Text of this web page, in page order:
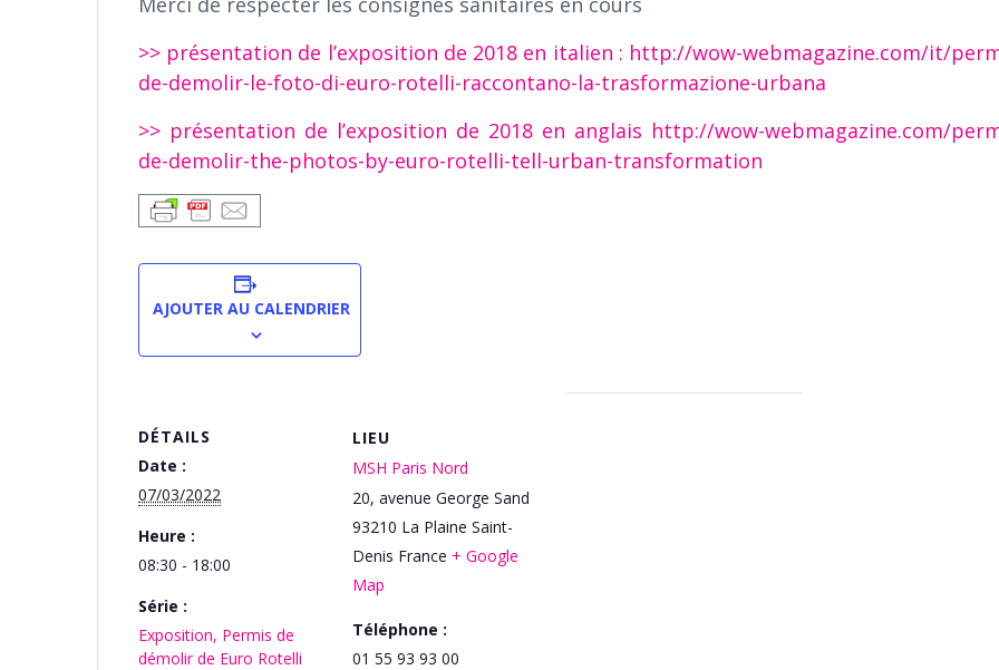
>> présentation de l’exposition de 2018 en italien : http://wow-webmagazine.com/it/
de-demolir-le-foto-di-euro-rotelli-raccontano-la-trasformazione-urbana
>> présentation de l’exposition de 2018 en anglais http://wow-webmagazine.com/
de-demolir-the-photos-by-euro-rotelli-tell-urban-transformation
AJOUTER AU CALENDRIER
DÉTAILS
Date :
07/03/2022
Heure :
08:30 - 18:00
Série :
Exposition, Permis de
démolir de Euro Rotelli
LIEU
MSH Paris Nord
20, avenue George Sand
93210 La Plaine Saint-
Denis France + Google
Map
Téléphone :
01 55 93 93 00